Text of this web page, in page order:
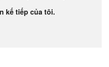
kế tiếp của tôi.